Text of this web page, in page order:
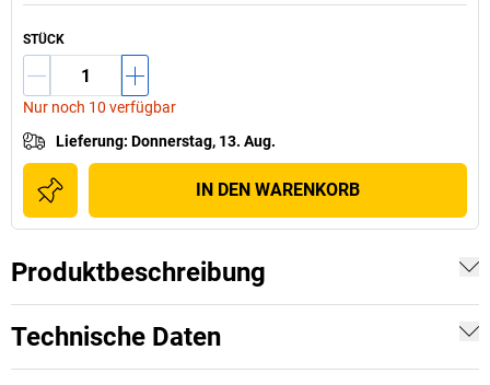
STÜCK
Nur noch 10 verfügbar
Lieferung: Donnerstag, 13. Aug.
IN DEN WARENKORB
Produktbeschreibung
Technische Daten